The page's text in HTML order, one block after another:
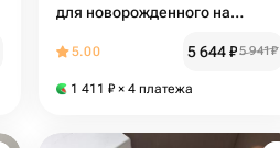
для новорожденного на
Погремушка, прорезыватель
5.00 5 644₽5 941₽
1 411 ₽ × 4 платежа